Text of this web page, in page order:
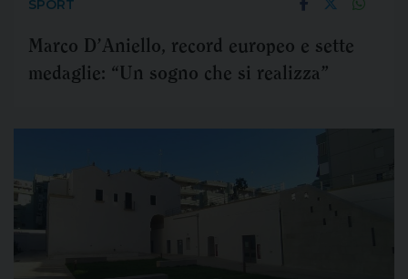
SPORT
Marco D’Aniello, record europeo e sette
medaglie: “Un sogno che si realizza”